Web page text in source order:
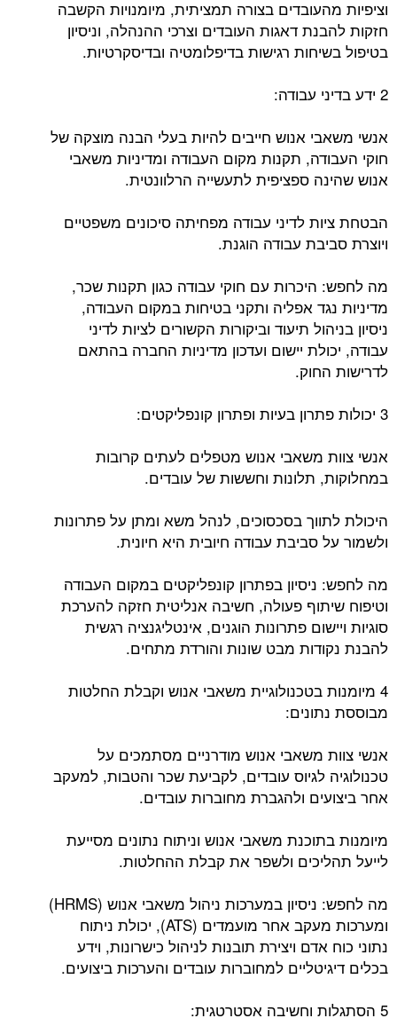
וציפיות מהעובדים בצורה תמציתית, מיומנויות הקשבה
חזקות להבנת דאגות העובדים וצרכי ​​ההנהלה, וניסיון
בטיפול בשיחות רגישות בדיפלומטיה ובדיסקרטיות.
2 ידע בדיני עבודה:
אנשי משאבי אנוש חייבים להיות בעלי הבנה מוצקה של
חוקי העבודה, תקנות מקום העבודה ומדיניות משאבי
אנוש שהינה ספציפית לתעשייה הרלוונטית.
הבטחת ציות לדיני עבודה מפחיתה סיכונים משפטיים
ויוצרת סביבת עבודה הוגנת.
מה לחפש: היכרות עם חוקי עבודה כגון תקנות שכר,
מדיניות נגד אפליה ותקני בטיחות במקום העבודה,
ניסיון בניהול תיעוד וביקורות הקשורים לציות לדיני
עבודה, יכולת יישום ועדכון מדיניות החברה בהתאם
לדרישות החוק.
3 יכולות פתרון בעיות ופתרון קונפליקטים:
אנשי צוות משאבי אנוש מטפלים לעתים קרובות
במחלוקות, תלונות וחששות של עובדים.
היכולת לתווך בסכסוכים, לנהל משא ומתן על פתרונות
ולשמור על סביבת עבודה חיובית היא חיונית.
מה לחפש: ניסיון בפתרון קונפליקטים במקום העבודה
וטיפוח שיתוף פעולה, חשיבה אנליטית חזקה להערכת
סוגיות ויישום פתרונות הוגנים, אינטליגנציה רגשית
להבנת נקודות מבט שונות והורדת מתחים.
4 מיומנות בטכנולוגיית משאבי אנוש וקבלת החלטות
מבוססת נתונים:
אנשי צוות משאבי אנוש מודרניים מסתמכים על
טכנולוגיה לגיוס עובדים, לקביעת שכר והטבות, למעקב
אחר ביצועים ולהגברת מחוברות עובדים.
מיומנות בתוכנת משאבי אנוש וניתוח נתונים מסייעת
לייעל תהליכים ולשפר את קבלת ההחלטות.
מה לחפש: ניסיון במערכות ניהול משאבי אנוש (HRMS)
ומערכות מעקב אחר מועמדים (ATS), יכולת ניתוח
נתוני כוח אדם ויצירת תובנות לניהול כישרונות, וידע
בכלים דיגיטליים למחוברות עובדים והערכות ביצועים.
5 הסתגלות וחשיבה אסטרטגית: